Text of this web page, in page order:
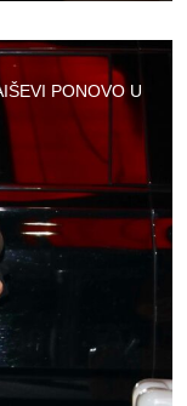
PONOVO U